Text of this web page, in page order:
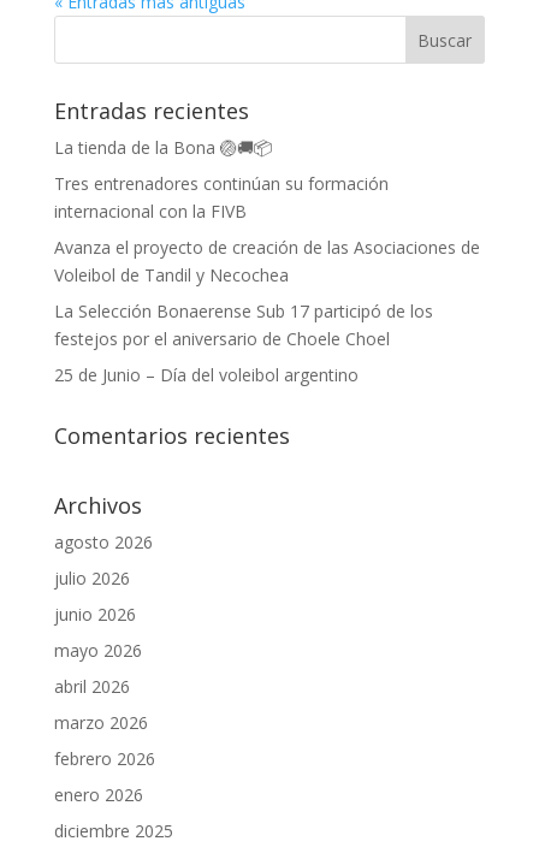
Entradas recientes
La tienda de la Bona 🏐🚚📦
Tres entrenadores continúan su formación
internacional con la FIVB
Avanza el proyecto de creación de las Asociaciones de
Voleibol de Tandil y Necochea
La Selección Bonaerense Sub 17 participó de los
festejos por el aniversario de Choele Choel
25 de Junio – Día del voleibol argentino
Comentarios recientes
Archivos
agosto 2026
julio 2026
junio 2026
mayo 2026
abril 2026
marzo 2026
febrero 2026
enero 2026
diciembre 2025